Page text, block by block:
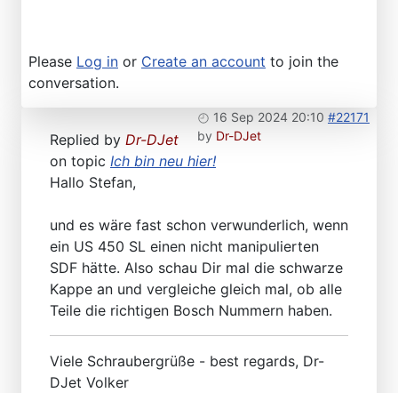
Please Log in or Create an account to join the
conversation.
16 Sep 2024 20:10 #22171
by Dr-DJet
Replied by Dr-DJet
on topic Ich bin neu hier!
Hallo Stefan,
und es wäre fast schon verwunderlich, wenn
ein US 450 SL einen nicht manipulierten
SDF hätte. Also schau Dir mal die schwarze
Kappe an und vergleiche gleich mal, ob alle
Teile die richtigen Bosch Nummern haben.
Viele Schraubergrüße - best regards, Dr-
DJet Volker